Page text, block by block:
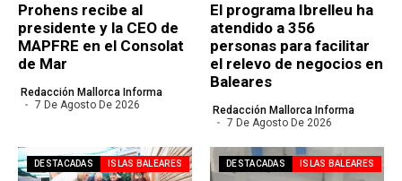
Prohens recibe al
presidente y la CEO de
MAPFRE en el Consolat
de Mar
Redacción Mallorca Informa
7 De Agosto De 2026
El programa Ibrelleu ha
atendido a 356
personas para facilitar
el relevo de negocios en
Baleares
Redacción Mallorca Informa
7 De Agosto De 2026
DESTACADAS ISLAS BALEARES DESTACADAS ISLAS BALEARES